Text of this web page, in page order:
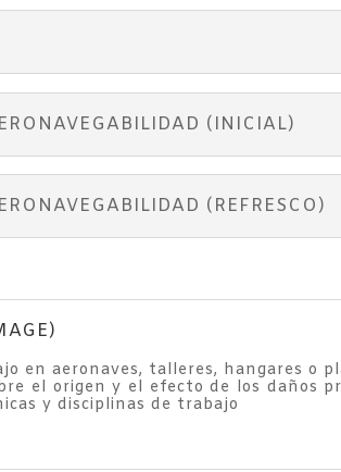
(INICIAL)
(REFRESCO)
en aeronaves, talleres, hangares o
el origen y el efecto de los daños
y disciplinas de trabajo